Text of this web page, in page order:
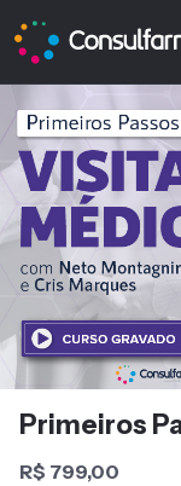
Primeiros
R$ 799,00